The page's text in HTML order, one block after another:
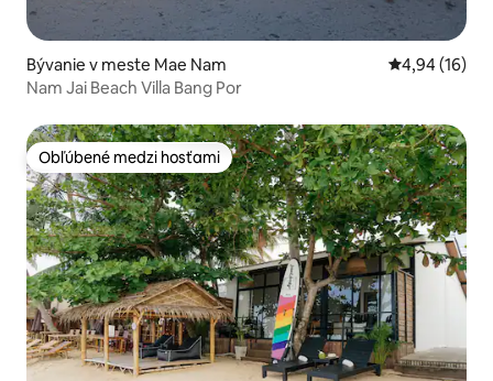
Bývanie v meste Mae Nam Priemerné
4,94 (16)
Nam Jai Beach Villa Bang Por
Obľúbené medzi hosťami
Obľúbené medzi hosťami